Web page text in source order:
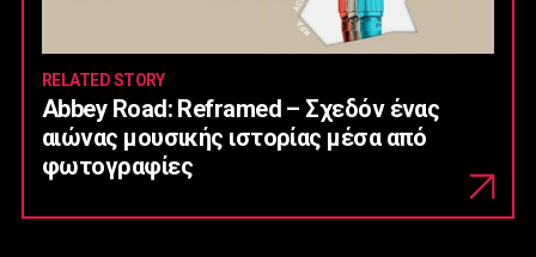
RELATED STORY
Abbey Road: Reframed – Σχεδόν ένας
αιώνας μουσικής ιστορίας μέσα από
φωτογραφίες